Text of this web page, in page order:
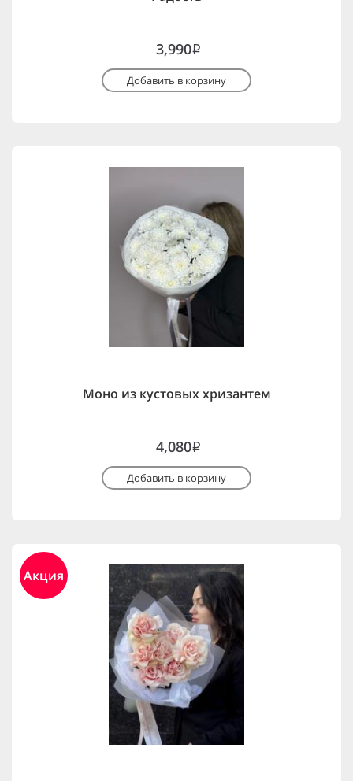
3,990i
Добавить в корзину
Моно из кустовых хризантем
4,080i
Добавить в корзину
Акция